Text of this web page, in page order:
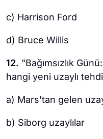
c) Harrison Ford
d) Bruce Willis
12. "Bağımsızlık
hangi yeni uzaylı
a) Mars'tan gelen
b) Siborg uzaylılar